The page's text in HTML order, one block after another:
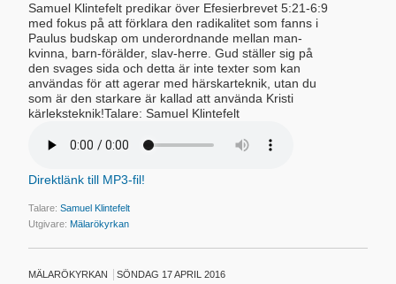
Samuel Klintefelt predikar över Efesierbrevet 5:21-6:9
med fokus på att förklara den radikalitet som fanns i
Paulus budskap om underordnande mellan man-
kvinna, barn-förälder, slav-herre. Gud ställer sig på
den svages sida och detta är inte texter som kan
användas för att agerar med härskarteknik, utan du
som är den starkare är kallad att använda Kristi
kärleksteknik!Talare: Samuel Klintefelt
Direktlänk till MP3-fil!
Talare:Samuel Klintefelt
Utgivare:Mälarökyrkan
MÄLARÖKYRKAN SÖNDAG 17 APRIL 2016